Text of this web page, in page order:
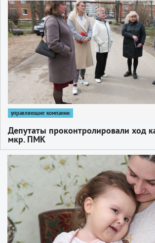
1
управляющие компании
Депутаты проконтролировали ход
мкр. ПМК
1